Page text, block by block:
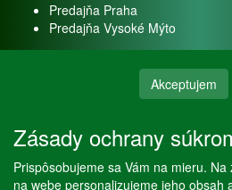
Predajňa Praha
Predajňa Vysoké Mýto
Naše služby
Servis
Akceptujem
Zásady ochrany
Prispôsobujeme sa Vám na mieru.
na webe personalizujeme jeho obsah